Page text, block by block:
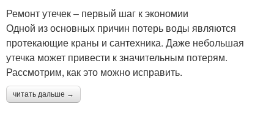
Ремонт утечек – первый шаг к экономии
Одной из основных причин потерь воды являются
протекающие краны и сантехника. Даже небольшая
утечка может привести к значительным потерям.
Рассмотрим, как это можно исправить.
читать дальше →